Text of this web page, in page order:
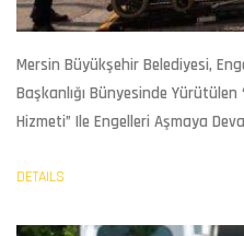
Mersin Büyükşehir Belediyesi,
Başkanlığı Bünyesinde
Hizmeti” Ile Engelleri Aşmaya
DETAILS